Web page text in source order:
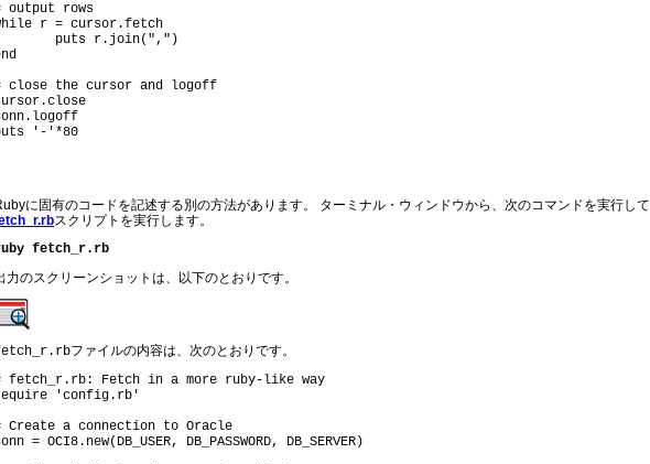
output rows
r = cursor.fetch
	puts r.join(",")
close the cursor and logoff
'-'*80
に固有のコードを記述する別の方法があります。 ターミナル・ウィンドウから、次のコマンドを実行して
スクリプトを実行します。
fetch_r.rb
力のスクリーンショットは、以下のとおりです。
ファイルの内容は、次のとおりです。
fetch_r.rb: Fetch in a more ruby-like way
Create a connection to Oracle